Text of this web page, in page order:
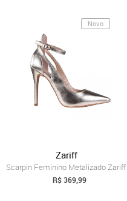
Novo
Zariff
R$ 369,99